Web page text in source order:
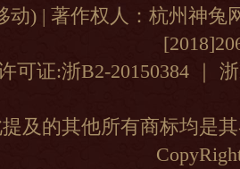
动) | 著作权人：杭州神
可证:浙B2-20150384 ｜
及的其他所有商标均是